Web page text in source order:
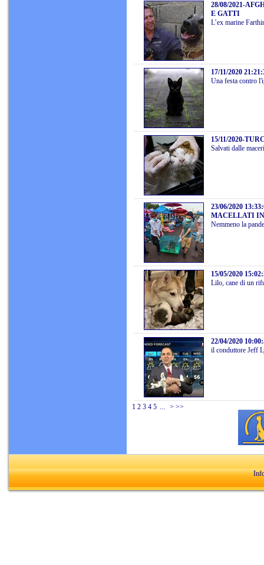
28/08/2021-
E GATTI
L’ex marine
17/11/2020
Una festa contro
15/11/2020-
Salvati dalle
23/06/2020
MACELLATI
Nemmeno la
15/05/2020
Lilo, cane di un
22/04/2020
il conduttore Jeff
1 2 3 4 5 ... > >>